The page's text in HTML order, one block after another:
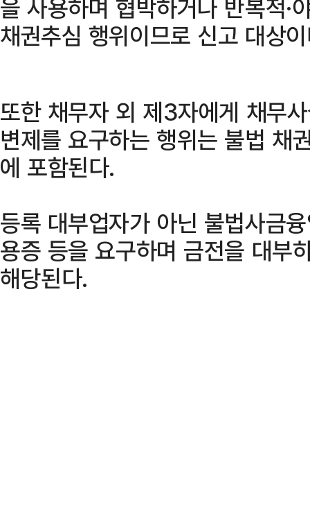
을 사용하며 협박하거나 반복적·
채권추심 행위이므로 신고 대상
또한 채무자 외 제3자에게 채무
변제를 요구하는 행위는 불법 채
에 포함된다.
등록 대부업자가 아닌 불법사금
용증 등을 요구하며 금전을 대부
해당된다.